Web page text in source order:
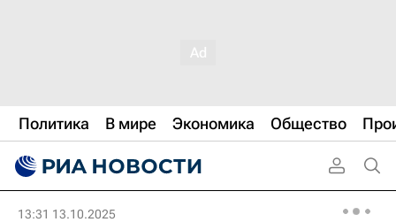
Политика В мире Экономика Общество
13:31 13.10.2025